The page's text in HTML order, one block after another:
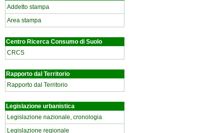
Addetto stampa
Area stampa
Centro Ricerca Consumo di Suolo
CRCS
Rapporto dal Territorio
Rapporto dal Territorio
Legislazione urbanistica
Legislazione nazionale, cronologia
Legislazione regionale